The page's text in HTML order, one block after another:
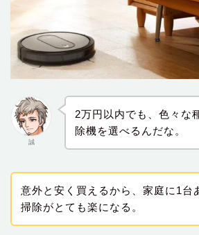
誠
2万円以内でも、色々な
除機を選べるんだな。
意外と安く買えるから、家庭に1台
掃除がとても楽になる。